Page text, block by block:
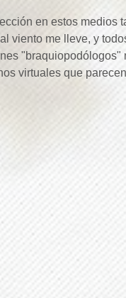
en estos medios
viento me lleve, y
"braquiopodólogos"
virtuales que parecen